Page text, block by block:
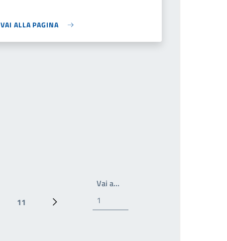
VAI ALLA PAGINA
Ultima pagina
11
Pagina successiva
Vai a…